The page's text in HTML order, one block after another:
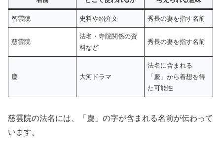
智雲院 史料や紹介文 秀長の妻を指す名前
慈雲院
法名・寺院関係の資
料など
秀長の妻を指す名前
慶 大河ドラマ
法名に含まれる
「慶」から着想を得
た可能性
慈雲院の法名には、「慶」の字が含まれる名前が伝わって
います。